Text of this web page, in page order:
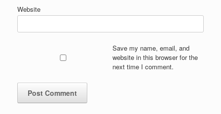
Website
Save my name, email, and
website in this browser for the
next time I comment.